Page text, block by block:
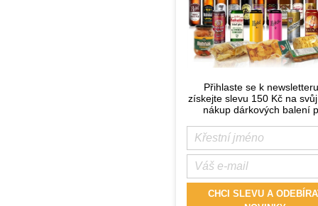
Přihlaste se k
získejte slevu 150 Kč na
nákup dárkových balení
CHCI SLEVU A